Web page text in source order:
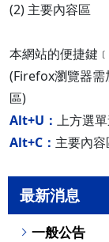
(2) 主要內容區
本網站的便捷鍵
(Firefox瀏覽器
區)
Alt+U： 上方選
Alt+C： 主要內容
最新消息
一般公告